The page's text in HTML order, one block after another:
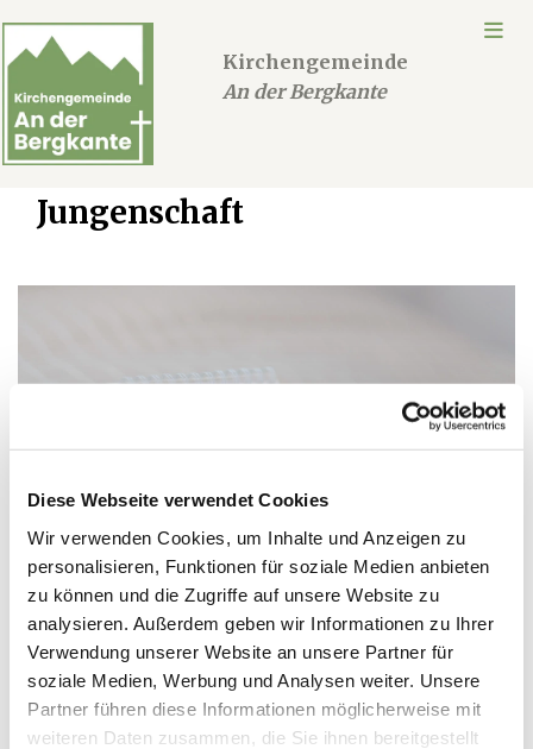
Diese Webseite verwendet Cookies
Wir verwenden Cookies, um Inhalte und Anzeigen zu
personalisieren, Funktionen für soziale Medien anbieten
zu können und die Zugriffe auf unsere Website zu
analysieren. Außerdem geben wir Informationen zu Ihrer
Verwendung unserer Website an unsere Partner für
soziale Medien, Werbung und Analysen weiter. Unsere
Partner führen diese Informationen möglicherweise mit
weiteren Daten zusammen, die Sie ihnen bereitgestellt
Kirchengemeinde
An der Bergkante
Jungenschaft
Donnerstag, 15. Juli 2027, 18:30 -
21:30 Uhr